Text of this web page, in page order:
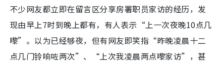
不少网友都立即在留言区分享房署职员家访的经历，发
现由早上7时到晚上都有，有人表示“上一次夜晚10点几
嚟”。以为已经够夜，但有网友即笑指“昨晚凌晨十二
点几门铃响咗两次”、“上次我凌晨两点嚟家访”，甚